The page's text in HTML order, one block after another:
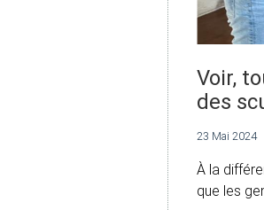
Voir,
des
23 Mai 2024
À la
que les